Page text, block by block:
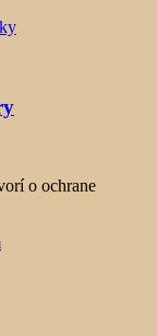
o ochrane